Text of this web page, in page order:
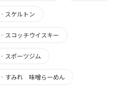
・ スケルトン
・ スコッチウイスキー
・ スポーツジム
・ すみれ 味噌らーめん